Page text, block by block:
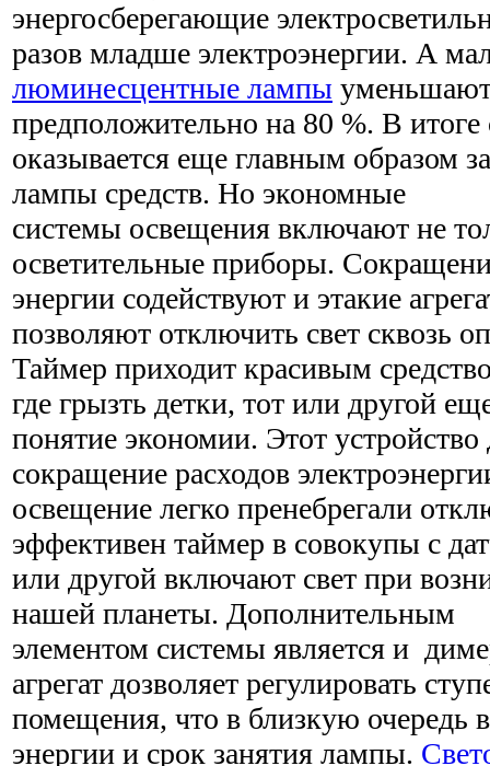
энергосберегающие
разов младше электроэнергии. А
люминесцентные лампы уменьшают
предположительно на 80 %. В
оказывается еще главным образом
лампы средств. Но экономные
системы освещения включают не
осветительные приборы.
энергии содействуют и этакие
позволяют отключить свет сквозь
Таймер приходит красивым
где грызть детки, тот или другой
понятие экономии. Этот устройство
сокращение расходов
освещение легко пренебрегали
эффективен таймер в совокупы с
или другой включают свет при
нашей планеты. Дополнительным
элементом системы является и
агрегат дозволяет регулировать
помещения, что в близкую очередь
энергии и срок занятия лампы.